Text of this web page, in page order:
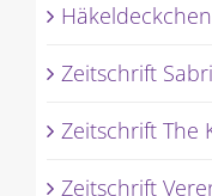
Zeitschrift
Zeitschrift The
Zeitschrift